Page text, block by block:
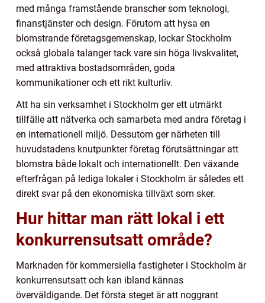
med många framstående branscher som teknologi,
finanstjänster och design. Förutom att hysa en
blomstrande företagsgemenskap, lockar Stockholm
också globala talanger tack vare sin höga livskvalitet,
med attraktiva bostadsområden, goda
kommunikationer och ett rikt kulturliv.
Att ha sin verksamhet i Stockholm ger ett utmärkt
tillfälle att nätverka och samarbeta med andra företag i
en internationell miljö. Dessutom ger närheten till
huvudstadens knutpunkter företag förutsättningar att
blomstra både lokalt och internationellt. Den växande
efterfrågan på lediga lokaler i Stockholm är således ett
direkt svar på den ekonomiska tillväxt som sker.
Hur hittar man rätt lokal i ett
konkurrensutsatt område?
Marknaden för kommersiella fastigheter i Stockholm är
konkurrensutsatt och kan ibland kännas
överväldigande. Det första steget är att noggrant